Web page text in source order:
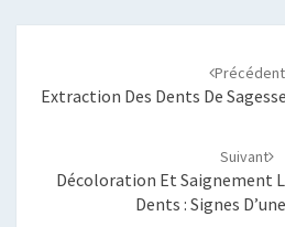
Précédent
Extraction Des Dents De
Suivant
Décoloration Et Saignement
Dents : Signes